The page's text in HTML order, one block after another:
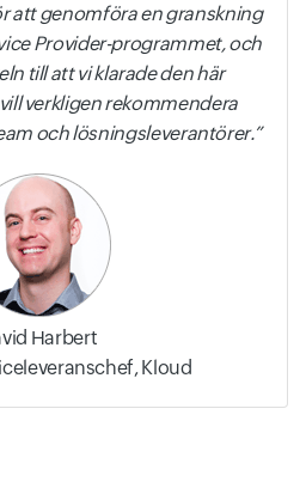
att genomföra en granskning
Provider-programmet, och
till att vi klarade den här
verkligen rekommendera
och lösningsleverantörer.
Harbert
Kloud